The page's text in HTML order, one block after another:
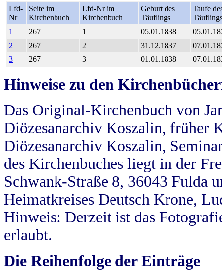
Lfd-
Nr
Seite im
Kirchenbuch
Lfd-Nr im
Kirchenbuch
Geburt des
Täuflings
Taufe
Täuflings
1
267 1 05.01.1838
2
267 2 31.12.1837
3
267 3 01.01.1838
Hinweise zu den
Das Original-Kirchenbuch von
Diözesanarchiv Koszalin, früher
Diözesanarchiv Koszalin,
des Kirchenbuches liegt in der
Schwank-Straße 8, 36043 Fulda
Heimatkreises Deutsch Krone,
Hinweis: Derzeit ist das
erlaubt.
Die Reihenfolge der Einträge